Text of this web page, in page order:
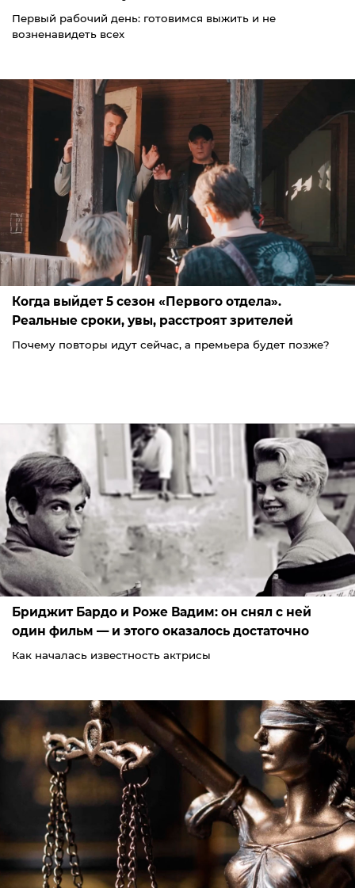
Первый рабочий день: готовимся выжить и не
возненавидеть всех
Когда выйдет 5 сезон «Первого отдела».
Реальные сроки, увы, расстроят зрителей
Почему повторы идут сейчас, а премьера будет позже?
Бриджит Бардо и Роже Вадим: он снял с ней
один фильм — и этого оказалось достаточно
Как началась известность актрисы